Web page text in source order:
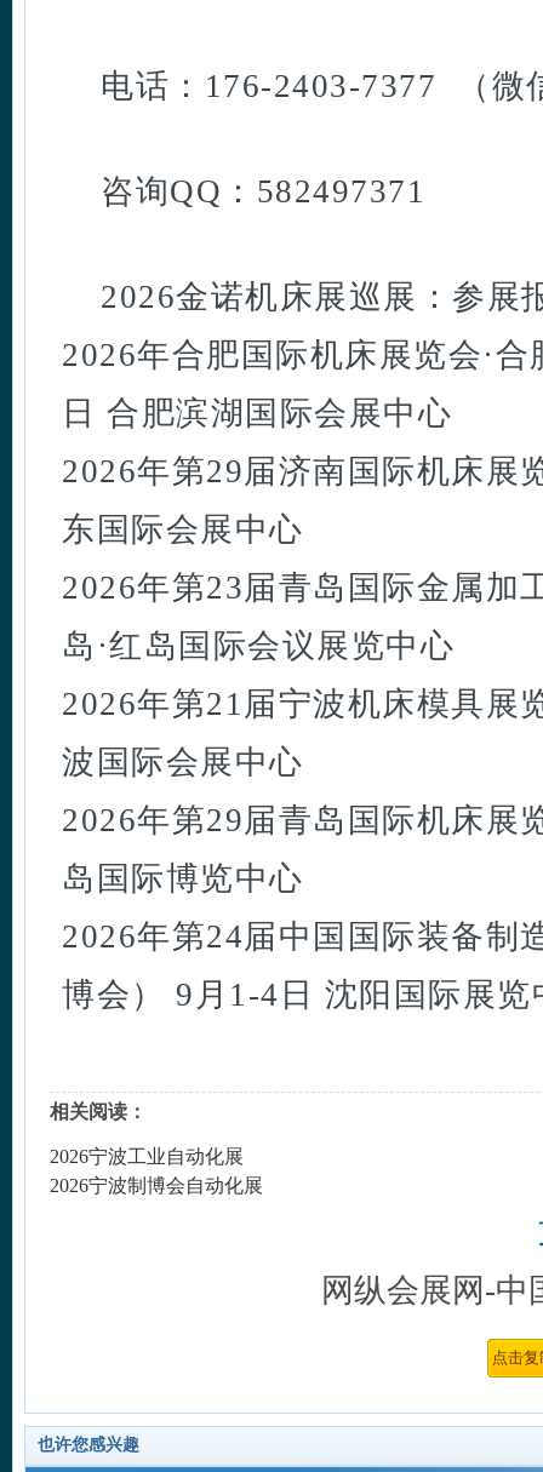
电话：176-2403-7377 （微
咨询QQ：582497371
2026金诺机床展巡展：参展
2026年合肥国际机床展览会·
日 合肥滨湖国际会展中心
2026年第29届济南国际机床展
东国际会展中心
2026年第23届青岛国际金属加
岛·红岛国际会议展览中心
2026年第21届宁波机床模具展
波国际会展中心
2026年第29届青岛国际机床展
岛国际博览中心
2026年第24届中国国际装备制
博会） 9月1-4日 沈阳国际展览
相关阅读：
2026宁波工业自动化展
2026宁波制博会自动化展
网纵会展网-中
也许您感兴趣